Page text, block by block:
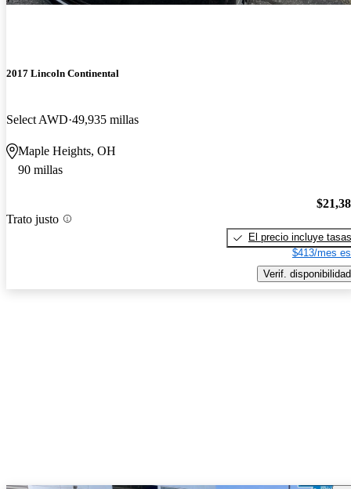
2017 Lincoln Continental
Select AWD 49,935 millas
Maple Heights, OH
90 millas
Trato justo
El precio incluye tasas
$413/mes
Verif. disponibilidad